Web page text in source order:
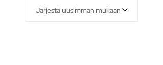
Järjestä uusimman mukaan